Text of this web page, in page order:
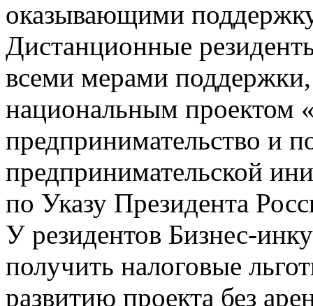
оказывающими
Дистанционные
всеми мерами
национальным проектом
предпринимательство и
предпринимательской
по Указу Президента
У резидентов Бизнес-
получить налоговые
развитию проекта без